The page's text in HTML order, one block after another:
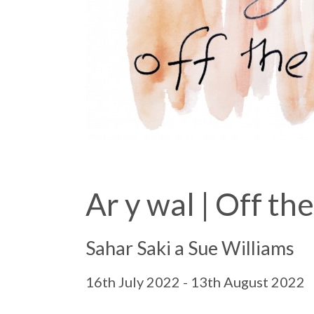
Ar y wal | Off
Sahar Saki a Sue Williams
16th July 2022 - 13th August 2022